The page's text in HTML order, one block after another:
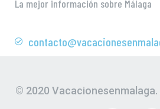
La mejor información sobre Málaga
© 2020